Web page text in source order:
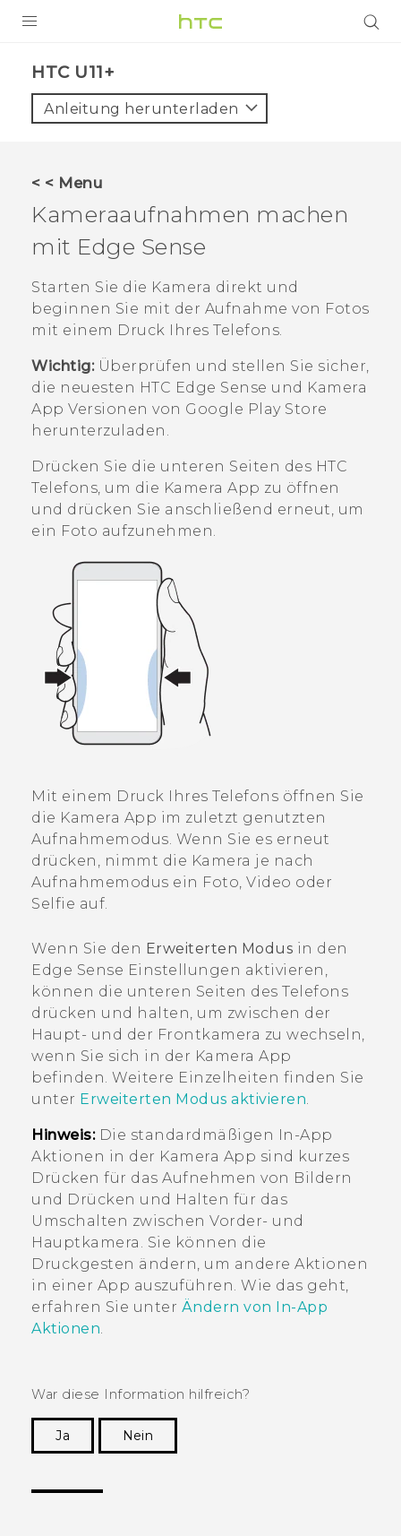
VIVE
VIVERSE
UNTERSTÜTZUNG
HTC-Geräte und Zubehör
Anmelden
HTC U11+‎
Anleitung herunterladen
< < Menu
Kameraaufnahmen machen
mit Edge Sense
Starten Sie die Kamera direkt und
beginnen Sie mit der Aufnahme von Fotos
mit einem Druck Ihres Telefons.
Wichtig:Überprüfen und stellen Sie sicher,
die neuesten HTC Edge Sense und Kamera
App Versionen von Google Play Store
herunterzuladen.
Drücken Sie die unteren Seiten des HTC
Telefons, um die Kamera App zu öffnen
und drücken Sie anschließend erneut, um
ein Foto aufzunehmen.
Mit einem Druck Ihres Telefons öffnen Sie
die Kamera App im zuletzt genutzten
Aufnahmemodus. Wenn Sie es erneut
drücken, nimmt die Kamera je nach
Aufnahmemodus ein Foto, Video oder
Selfie auf.
Wenn Sie den Erweiterten Modus in den
Edge Sense Einstellungen aktivieren,
können die unteren Seiten des Telefons
drücken und halten, um zwischen der
Haupt- und der Frontkamera zu wechseln,
wenn Sie sich in der Kamera App
befinden. Weitere Einzelheiten finden Sie
unter Erweiterten Modus aktivieren.
Hinweis:Die standardmäßigen In-App
Aktionen in der Kamera App sind kurzes
Drücken für das Aufnehmen von Bildern
und Drücken und Halten für das
Umschalten zwischen Vorder- und
Hauptkamera. Sie können die
Druckgesten ändern, um andere Aktionen
in einer App auszuführen. Wie das geht,
erfahren Sie unter Ändern von In-App
Aktionen.
War diese Information hilfreich?
Ja
Nein